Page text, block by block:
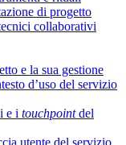
di progetto
collaborativi
e la sua gestione
d’uso del servizio
e i touchpointdel
utente del servizio